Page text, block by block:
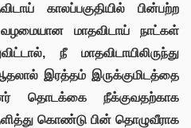
காலப்பகுதியில் பின்பற்ற
மாதவிடாய் நாட்கள்
நீ மாதவிடாயிலிருந்து
இரத்தம் இருக்குமிடத்தை
தொடக்கை நீக்குவதற்காக
கொண்டு பின் தொழுவீராக